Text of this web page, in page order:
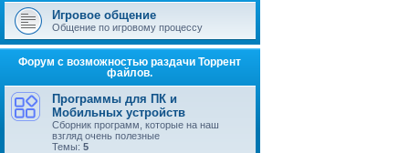
Игровое общение
Общение по игровому процессу
Форум с возможностью раздачи Торрент
файлов.
Программы для ПК и
Мобильных устройств
Сборник программ, которые на наш
взгляд очень полезные
Темы: 5